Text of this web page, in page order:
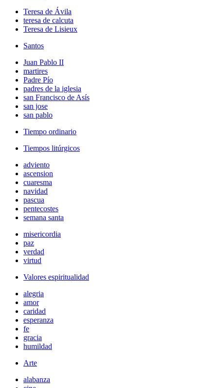
Teresa de Ávila
teresa de calcuta
Teresa de Lisieux
Santos
Juan Pablo II
martires
Padre Pío
padres de la iglesia
san Francisco de Asís
san jose
san pablo
Tiempo ordinario
Tiempos litúrgicos
adviento
ascension
cuaresma
navidad
pascua
pentecostes
semana santa
misericordia
paz
verdad
virtud
Valores espiritualidad
alegria
amor
caridad
esperanza
fe
gracia
humildad
Arte
alabanza